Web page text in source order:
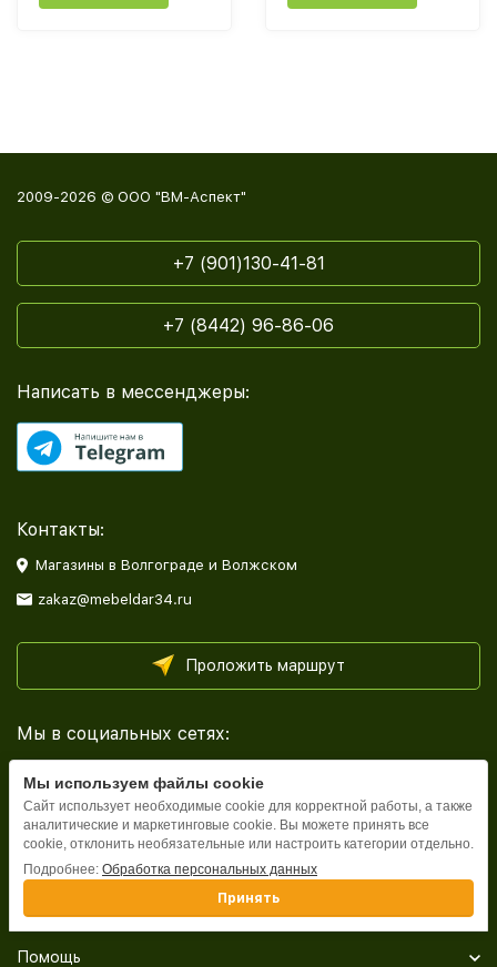
2009-2026 © ООО "ВМ-Аспект"
+7 (901)130-41-81
+7 (8442) 96-86-06
Написать в мессенджеры:
Контакты:
Магазины в Волгограде и Волжском
zakaz@mebeldar34.ru
Проложить маршрут
Мы в социальных сетях:
Каталог
Помощь
Мы используем файлы cookie
Сайт использует необходимые cookie для корректной работы, а также
аналитические и маркетинговые cookie. Вы можете принять все
cookie, отклонить необязательные или настроить категории отдельно.
Подробнее: Обработка персональных данных
Принять